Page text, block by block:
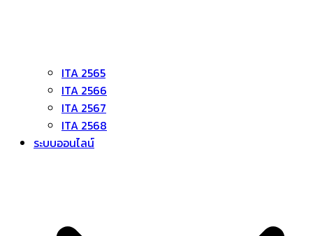
ITA 2565
ITA 2566
ITA 2567
ITA 2568
ระบบออนไลน์